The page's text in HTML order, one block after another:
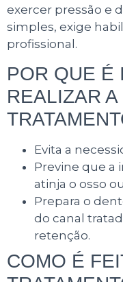
exercer pressão e
simples, exige
profissional.
POR QUE É
REALIZAR
Evita a
Previne que a
atinja o osso
Prepara o
do canal
retenção.
COMO É